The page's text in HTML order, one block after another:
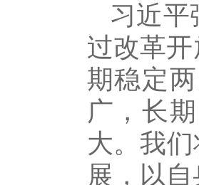
习近平
过改革
期稳定
广，长
大。我
展，以